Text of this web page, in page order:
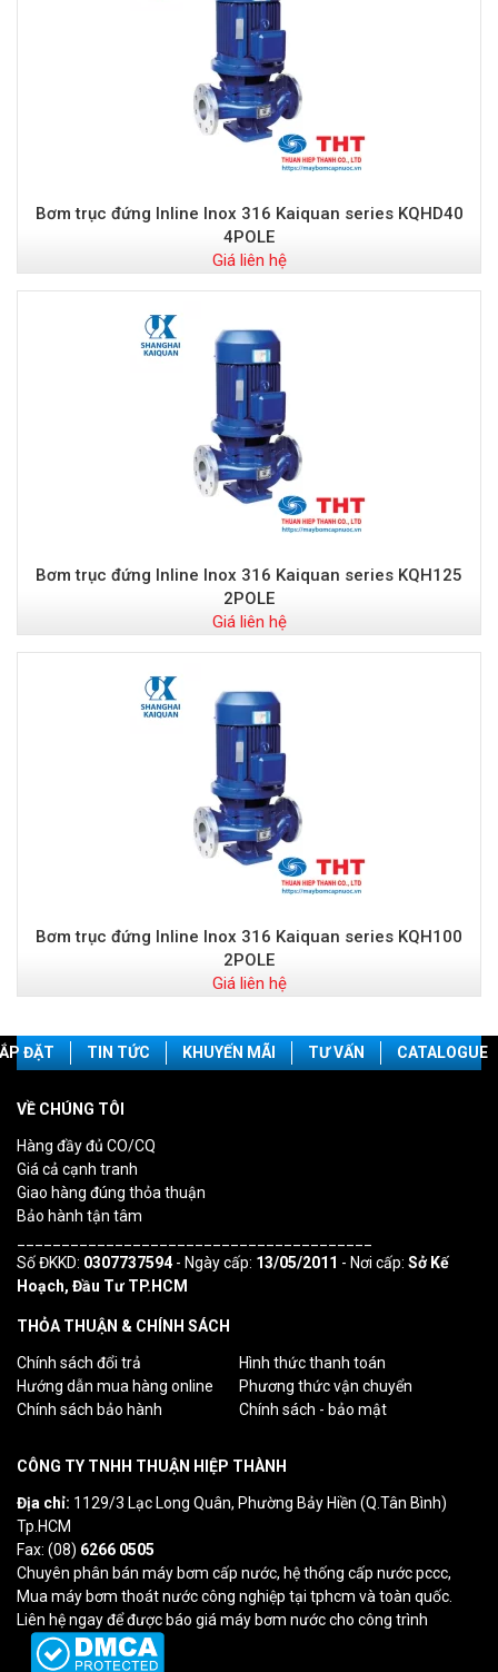
Bơm trục đứng Inline Inox 316 Kaiquan series KQHD40
4POLE
Giá liên hệ
Bơm trục đứng Inline Inox 316 Kaiquan series KQH125
2POLE
Giá liên hệ
Bơm trục đứng Inline Inox 316 Kaiquan series KQH100
2POLE
Giá liên hệ
ĐẶT TIN TỨC KHUYẾN MÃI TƯ VẤN CATALOGUE
VỀ CHÚNG TÔI
Hàng đầy đủ CO/CQ
Giá cả cạnh tranh
Giao hàng đúng thỏa thuận
Bảo hành tận tâm
Số ĐKKD: 0307737594- Ngày cấp: 13/05/2011 - Nơi cấp: Sở Kế
Hoạch, Đầu Tư TP.HCM
THỎA THUẬN & CHÍNH SÁCH
Chính sách đổi trả
Hình thức thanh toán
Hướng dẫn mua hàng online
Phương thức vận chuyển
Chính sách bảo hành
Chính sách - bảo mật
CÔNG TY TNHH THUẬN HIỆP THÀNH
Địa chỉ: 1129/3 Lạc Long Quân, Phường Bảy Hiền (Q.Tân Bình)
Tp.HCM
Fax: (08) 6266 0505
Chuyên phân bán máy bơm cấp nước, hệ thống cấp nước pccc,
Mua máy bơm thoát nước công nghiệp tại tphcm và toàn quốc.
Liên hệ ngay để được báo giá máy bơm nước cho công trình